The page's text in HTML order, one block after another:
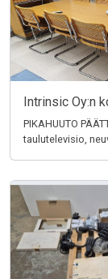
Intrinsic Oy:n
PIKAHUUTO
taulutelevisio,